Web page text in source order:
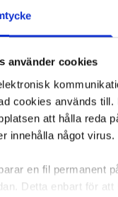
använder cookies
cookies används
att hålla reda
innehålla något
en fil permanent
Detta enbart för